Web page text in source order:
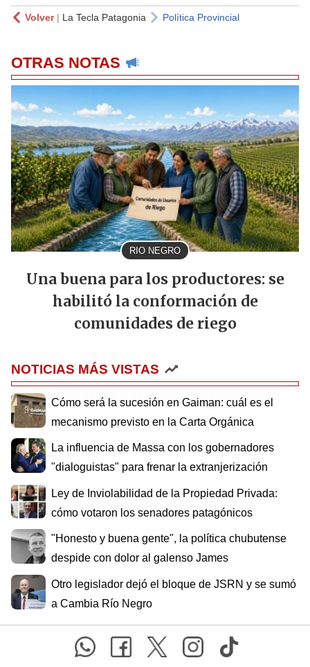
Volver| La Tecla Patagonia Política Provincial
OTRAS NOTAS
RIO NEGRO
Una buena para los productores: se
habilitó la conformación de
comunidades de riego
NOTICIAS MÁS VISTAS
Cómo será la sucesión en Gaiman: cuál es el
mecanismo previsto en la Carta Orgánica
La influencia de Massa con los gobernadores
"dialoguistas" para frenar la extranjerización
Ley de Inviolabilidad de la Propiedad Privada:
cómo votaron los senadores patagónicos
"Honesto y buena gente", la política chubutense
despide con dolor al galenso James
Otro legislador dejó el bloque de JSRN y se sumó
a Cambia Río Negro